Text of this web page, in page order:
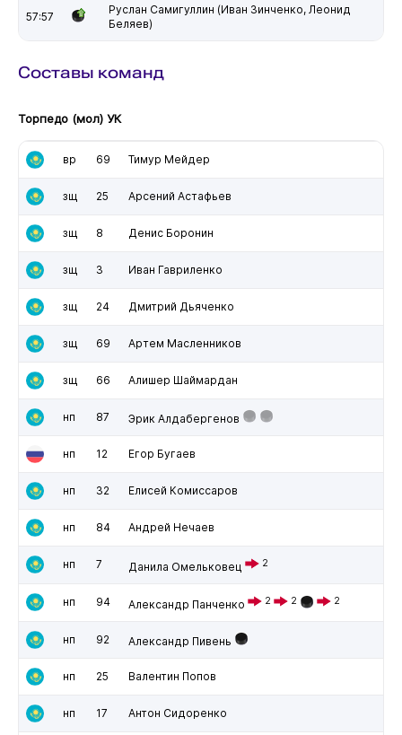
57:57
Руслан Самигуллин (Иван Зинченко, Леонид
Беляев)
Составы команд
Торпедо (мол) УК
вр 69 Тимур Мейдер
зщ 25 Арсений Астафьев
зщ 8 Денис Боронин
зщ 3 Иван Гавриленко
зщ 24 Дмитрий Дьяченко
зщ 69 Артем Масленников
зщ 66 Алишер Шаймардан
нп 87 Эрик Алдабергенов
нп 12 Егор Бугаев
нп 32 Елисей Комиссаров
нп 84 Андрей Нечаев
нп 7 Данила Омельковец 2
нп 94 Александр Панченко 2 2 2
нп 92 Александр Пивень
нп 25 Валентин Попов
нп 17 Антон Сидоренко